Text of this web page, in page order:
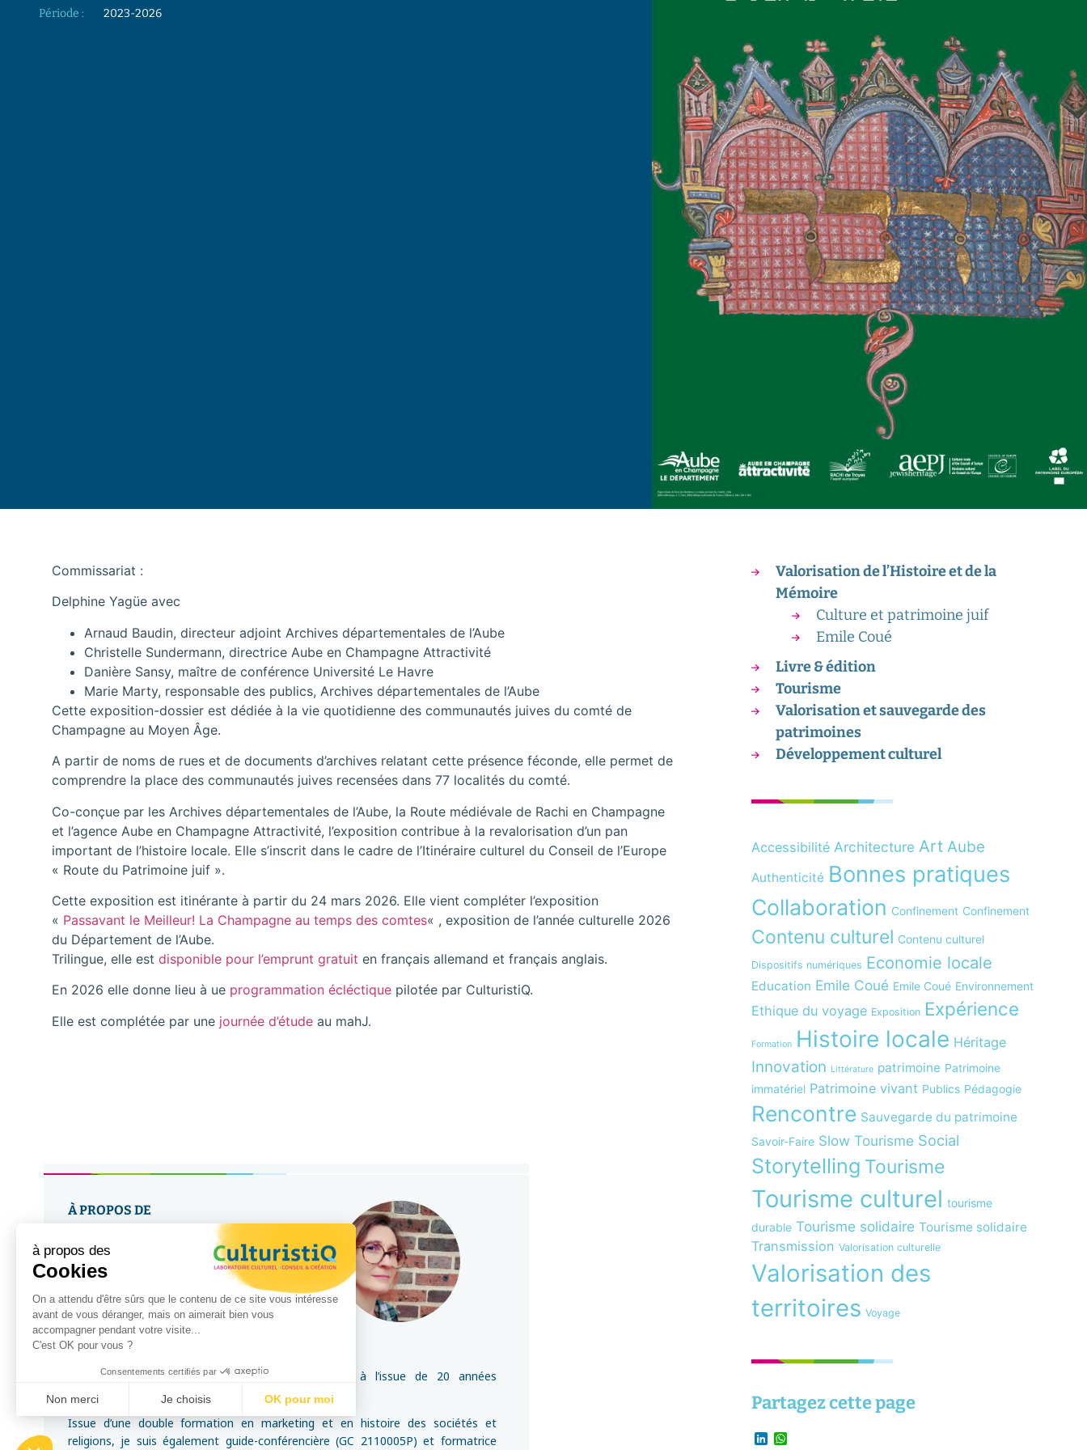
Période :
2023-2026
Commissariat :
Delphine Yagüe avec
Arnaud Baudin, directeur adjoint Archives départementales de l’Aube
Christelle Sundermann, directrice Aube en Champagne Attractivité
Danière Sansy, maître de conférence Université Le Havre
Marie Marty, responsable des publics, Archives départementales de l’Aube
Cette exposition-dossier est dédiée à la vie quotidienne des communautés juives du comté de
Champagne au Moyen Âge.
A partir de noms de rues et de documents d’archives relatant cette présence féconde, elle permet de
comprendre la place des communautés juives recensées dans 77 localités du comté.
Co-conçue par les Archives départementales de l’Aube, la Route médiévale de Rachi en Champagne
et l’agence Aube en Champagne Attractivité, l’exposition contribue à la revalorisation d’un pan
important de l’histoire locale. Elle s’inscrit dans le cadre de l’Itinéraire culturel du Conseil de l’Europe
« Route du Patrimoine juif ».
Cette exposition est itinérante à partir du 24 mars 2026. Elle vient compléter l’exposition
« Passavant le Meilleur! La Champagne au temps des comtes« , exposition de l’année culturelle 2026
du Département de l’Aube.
Trilingue, elle est disponible pour l’emprunt gratuit en français allemand et français anglais.
En 2026 elle donne lieu à ue programmation écléctiquepilotée par CulturistiQ.
Elle est complétée par une journée d’étudeau mahJ.
À PROPOS DE
Delphine YAGÜE
Consultante en ingénierie
culturelle et touristique -
Fondatrice de CulturistiQ
J’ai créé CulturistiQ Laboratoire culturel en 2016 à l’issue de 20 années
professionnelles dans la gestion de projets.
Issue d’une double formation en marketing et en histoire des sociétés et
religions, je suis également guide-conférencière (GC 2110005P) et formatrice
Valorisation de l’Histoire et de la
Mémoire
Culture et patrimoine juif
Emile Coué
Livre & édition
Tourisme
Valorisation et sauvegarde des
patrimoines
Développement culturel
Accessibilité Architecture Art Aube
Authenticité Bonnes pratiques
Collaboration Confinement Confinement
Contenu culturel Contenu culturel
Dispositifs numériques Economie locale
Education Emile Coué Emile Coué Environnement
Ethique du voyage Exposition Expérience
Formation Histoire locale Héritage
Innovation Littérature patrimoine Patrimoine
immatériel Patrimoine vivant Publics Pédagogie
Rencontre Sauvegarde du patrimoine
Savoir-Faire Slow Tourisme Social
Storytelling Tourisme
Tourisme culturel tourisme
durable Tourisme solidaire Tourisme solidaire
Transmission Valorisation culturelle
Valorisation des
territoires Voyage
Partagez cette page
LinkedIn
à propos des
Cookies
On a attendu d'être sûrs que le contenu de ce site vous intéresse
avant de vous déranger, mais on aimerait bien vous
accompagner pendant votre visite...
C'est OK pour vous ?
Consentements certifiés par
Non merci Je choisis OK pour moi
Axeptio consent
Plateforme de Gestion du Consentement : Personnalisez vos Options